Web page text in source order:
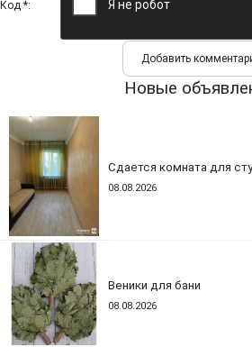
Код *:
Новые
Сдается комната для
08.08.2026
Веники для бани
08.08.2026